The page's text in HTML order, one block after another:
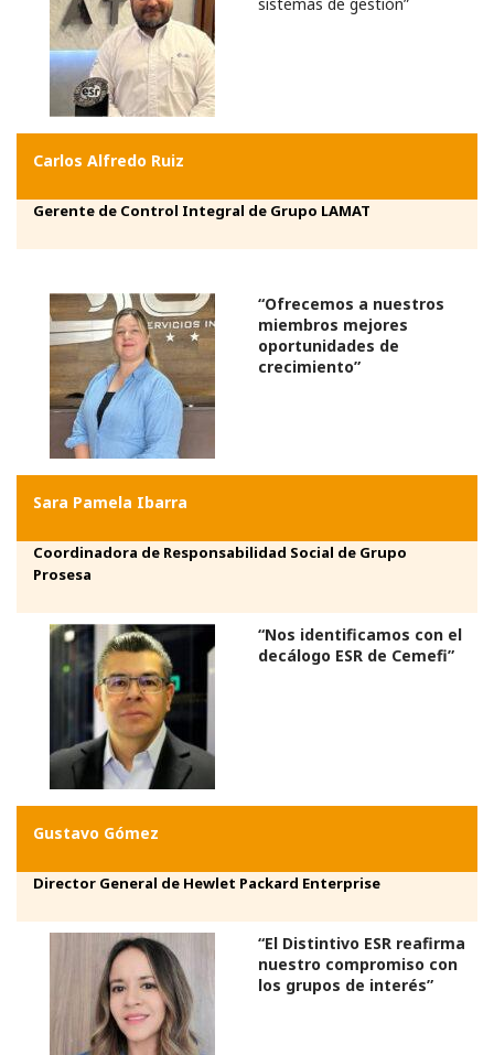
Carlos Alfredo Ruiz
Gerente de Control Integral de Grupo LAMAT
“Ofrecemos a nuestros
miembros mejores
oportunidades de
crecimiento”
Sara Pamela Ibarra
Coordinadora de Responsabilidad Social de Grupo
Prosesa
“Nos identificamos con el
decálogo ESR de Cemefi”
Gustavo Gómez
Director General de Hewlet Packard Enterprise
“El Distintivo ESR reafirma
nuestro compromiso con
los grupos de interés”